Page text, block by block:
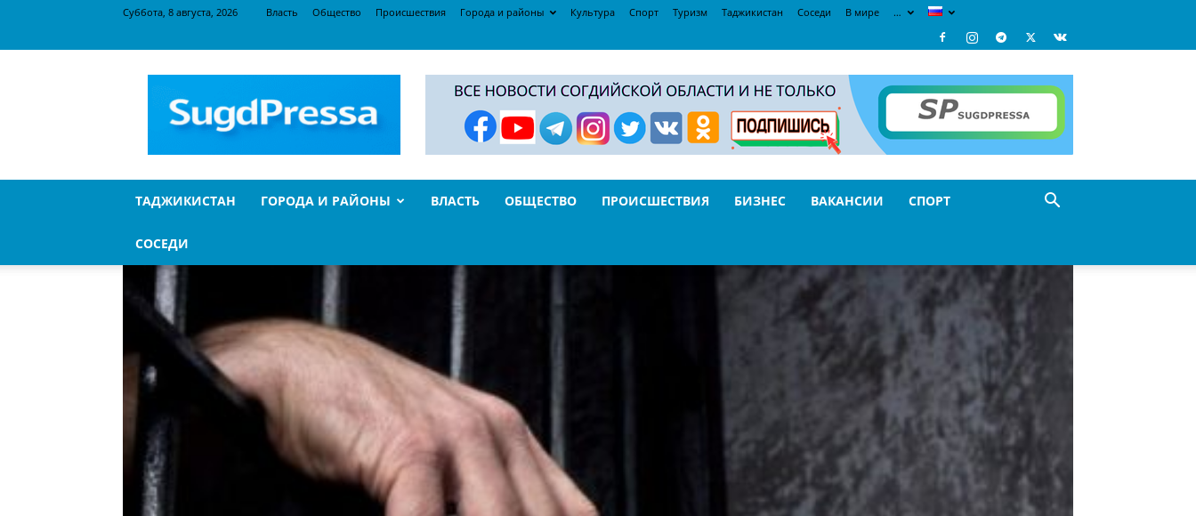
Суббота, 8 августа, 2026 Власть Общество Происшествия Города и районы Культура Спорт Туризм Таджикистан Соседи В мире …
ТАДЖИКИСТАН ГОРОДА И РАЙОНЫ ВЛАСТЬ ОБЩЕСТВО ПРОИСШЕСТВИЯ БИЗНЕС ВАКАНСИИ СПОРТ
СОСЕДИ